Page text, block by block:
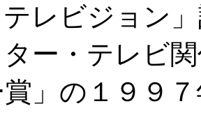
レビジョン
ー・テレビ
」の１９９